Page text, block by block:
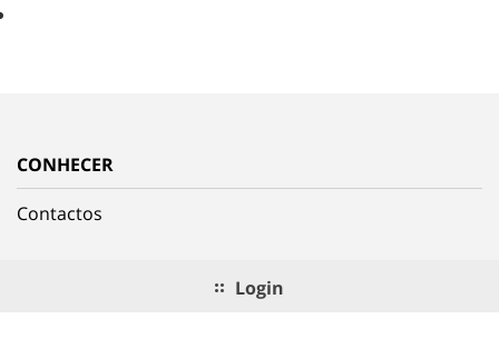
CONHECER
Contactos
Login